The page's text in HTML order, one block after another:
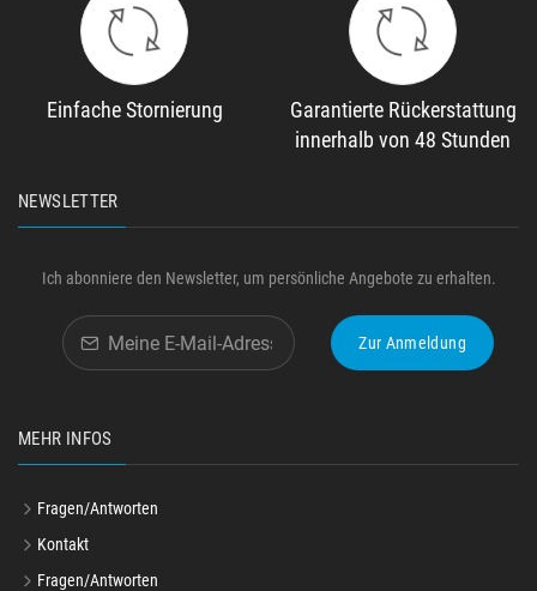
Einfache Stornierung
Garantierte Rückerstattung
innerhalb von 48 Stunden
NEWSLETTER
Ich abonniere den Newsletter, um persönliche Angebote zu erhalten.
Zur Anmeldung
MEHR INFOS
Fragen/Antworten
Kontakt
Fragen/Antworten